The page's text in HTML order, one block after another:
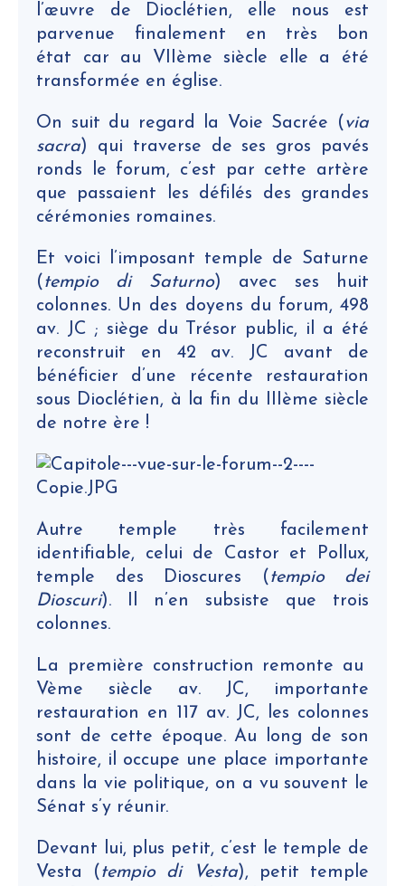
l’œuvre de Dioclétien, elle nous est
parvenue finalement en très bon
état car au VIIème siècle elle a été
transformée en église.
On suit du regard la Voie Sacrée ( via
sacra) qui traverse de ses gros pavés
ronds le forum, c’est par cette artère
que passaient les défilés des grandes
cérémonies romaines.
Et voici l’imposant temple de Saturne
( tempio di Saturno) avec ses huit
colonnes. Un des doyens du forum, 498
av. JC ; siège du Trésor public, il a été
reconstruit en 42 av. JC avant de
bénéficier d’une récente restauration
sous Dioclétien, à la fin du IIIème siècle
de notre ère !
Autre temple très facilement
identifiable, celui de Castor et Pollux,
temple des Dioscures ( tempio dei
Dioscuri). Il n’en subsiste que trois
colonnes.
La première construction remonte au
Vème siècle av. JC, importante
restauration en 117 av. JC, les colonnes
sont de cette époque. Au long de son
histoire, il occupe une place importante
dans la vie politique, on a vu souvent le
Sénat s’y réunir.
Devant lui, plus petit, c’est le temple de
Vesta ( tempio di Vesta), petit temple